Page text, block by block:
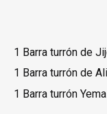
1 Barra turrón de
1 Barra turrón de
1 Barra turrón